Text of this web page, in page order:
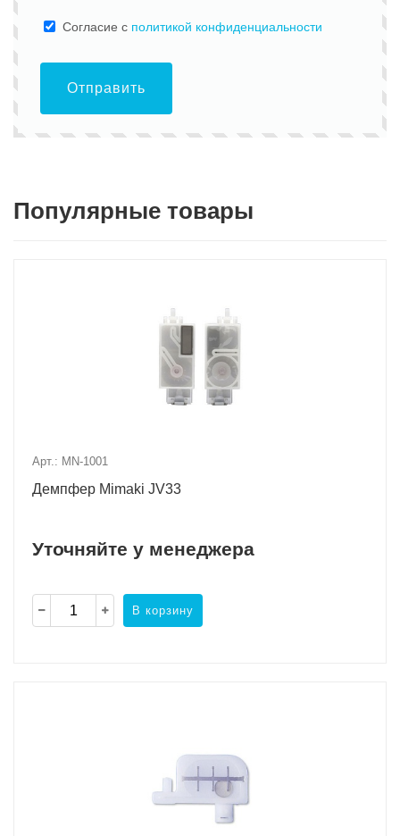
Cогласие с политикой конфиденциальности
Отправить
Популярные товары
Арт.: MN-1001
Демпфер Mimaki JV33
Уточняйте у менеджера
В корзину